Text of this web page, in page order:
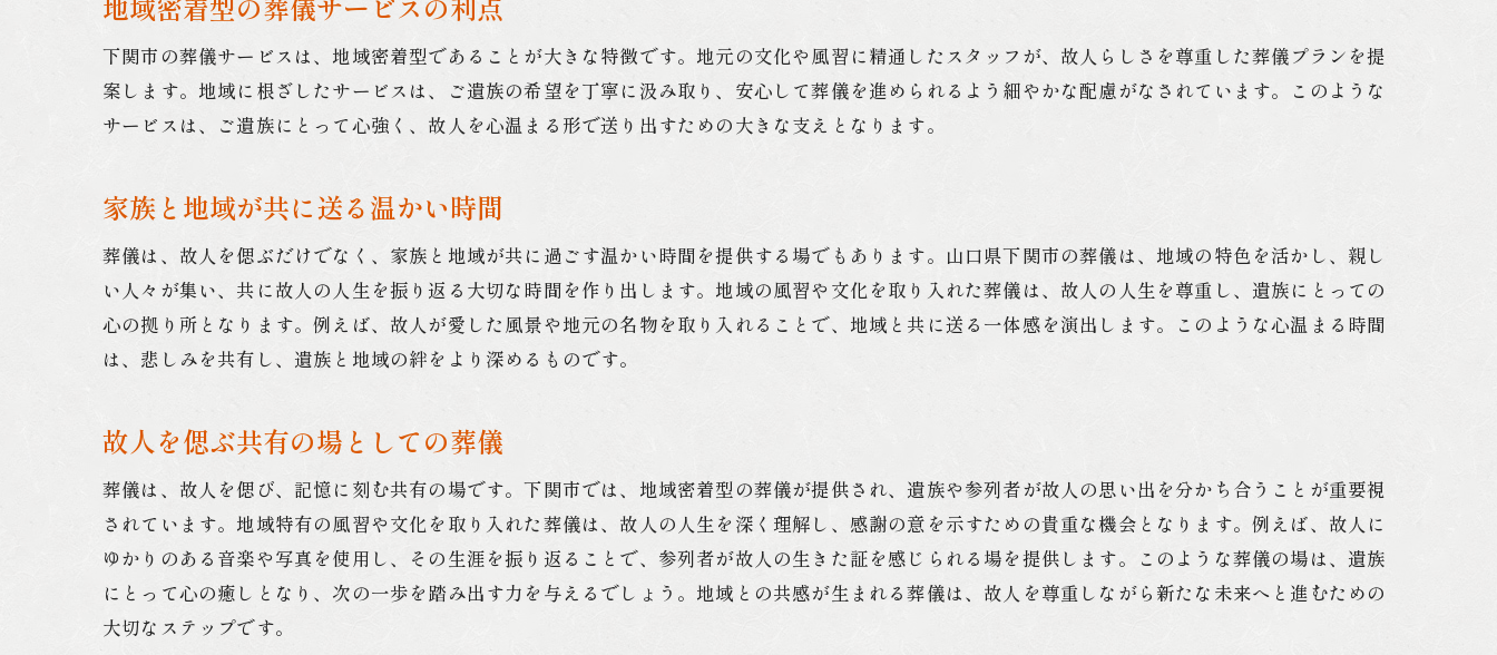
下関市の葬儀で実現する最適な別れの形
最適な葬儀プランニングのポイント
下関市ならではの葬儀スタイル
故人を偲ぶ最適な場を創り出す
葬儀を通じて地域文化を感じる時間
地域文化と共鳴する葬儀の演出
葬儀を通じて感じる地域の絆
地域文化を伝える葬儀の役割
下関市の葬儀サービスは、地域密着型であることが大きな特徴です。地元の文化や風習に精通したスタッフが、故人らしさを尊重した葬儀プランを提
案します。地域に根ざしたサービスは、ご遺族の希望を丁寧に汲み取り、安心して葬儀を進められるよう細やかな配慮がなされています。このような
サービスは、ご遺族にとって心強く、故人を心温まる形で送り出すための大きな支えとなります。
家族と地域が共に送る温かい時間
葬儀は、故人を偲ぶだけでなく、家族と地域が共に過ごす温かい時間を提供する場でもあります。山口県下関市の葬儀は、地域の特色を活かし、親し
い人々が集い、共に故人の人生を振り返る大切な時間を作り出します。地域の風習や文化を取り入れた葬儀は、故人の人生を尊重し、遺族にとっての
心の拠り所となります。例えば、故人が愛した風景や地元の名物を取り入れることで、地域と共に送る一体感を演出します。このような心温まる時間
は、悲しみを共有し、遺族と地域の絆をより深めるものです。
故人を偲ぶ共有の場としての葬儀
葬儀は、故人を偲び、記憶に刻む共有の場です。下関市では、地域密着型の葬儀が提供され、遺族や参列者が故人の思い出を分かち合うことが重要視
されています。地域特有の風習や文化を取り入れた葬儀は、故人の人生を深く理解し、感謝の意を示すための貴重な機会となります。例えば、故人に
ゆかりのある音楽や写真を使用し、その生涯を振り返ることで、参列者が故人の生きた証を感じられる場を提供します。このような葬儀の場は、遺族
にとって心の癒しとなり、次の一歩を踏み出す力を与えるでしょう。地域との共感が生まれる葬儀は、故人を尊重しながら新たな未来へと進むための
大切なステップです。